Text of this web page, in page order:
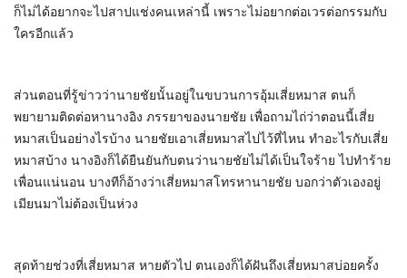
ก็ไม่ได้อยากจะไปสาปแช่งคนเหล่านี้ เพราะไม่อยากต่อเวรต่อกรรมกับ
ใครอีกแล้ว
ส่วนตอนที่รู้ข่าวว่านายชัยนั้นอยู่ในขบวนการอุ้มเสี่ยหมาส ตนก็
พยายามติดต่อหานางอิง ภรรยาของนายชัย เพื่อถามไถ่ว่าตอนนี้เสี่ย
หมาสเป็นอย่างไรบ้าง นายชัยเอาเสี่ยหมาสไปไว้ที่ไหน ทำอะไรกับเสี่ย
หมาสบ้าง นางอิงก็ได้ยืนยันกับตนว่านายชัยไม่ได้เป็นใจร้าย ไปทำร้าย
เพื่อนแน่นอน บางทีก็อ้างว่าเสี่ยหมาสโทรหานายชัย บอกว่าตัวเองอยู่
เมียนมาไม่ต้องเป็นห่วง
สุดท้ายช่วงที่เสี่ยหมาส หายตัวไป ตนเองก็ได้ฝันถึงเสี่ยหมาสบ่อยครั้ง